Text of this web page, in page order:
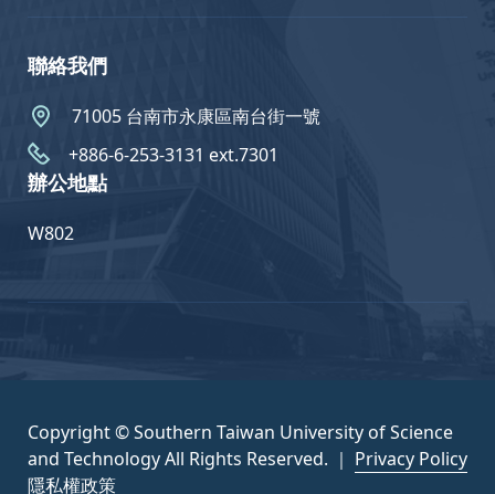
聯絡我們
71005 台南市永康區南台街一號
+886-6-253-3131 ext.7301
辦公地點
W802
Copyright © Southern Taiwan University of Science
and Technology All Rights Reserved. ｜ Privacy Policy
隱私權政策